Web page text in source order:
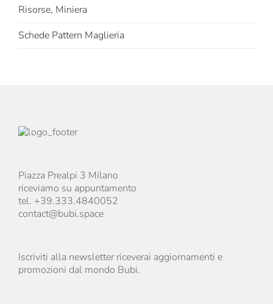
Risorse, Miniera
Schede Pattern Maglieria
Piazza Prealpi 3 Milano
riceviamo su appuntamento
tel. +39.333.4840052
contact@bubi.space
Iscriviti alla newsletter riceverai aggiornamenti e
promozioni dal mondo Bubi.